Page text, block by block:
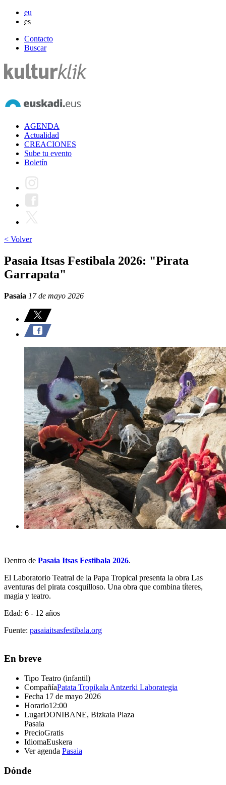
eu
es
Contacto
Buscar
AGENDA
Actualidad
CREACIONES
Sube tu evento
Boletín
< Volver
Pasaia Itsas Festibala 2026: "Pirata
Garrapata"
Pasaia 17 de mayo 2026
Dentro de Pasaia Itsas Festibala 2026.
El Laboratorio Teatral de la Papa Tropical presenta la obra Las
aventuras del pirata cosquilloso. Una obra que combina títeres,
magia y teatro.
Edad: 6 - 12 años
Fuente: pasaiaitsasfestibala.org
En breve
Tipo Teatro (infantil)
CompañíaPatata Tropikala Antzerki Laborategia
Fecha 17 de mayo 2026
Horario12:00
LugarDONIBANE, Bizkaia Plaza
Pasaia
PrecioGratis
IdiomaEuskera
Ver agenda Pasaia
Dónde